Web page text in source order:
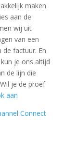
maken
aan de
wij uit
van een
factuur. En
je ons altijd
de lijn die
je de proef
aan
Connect